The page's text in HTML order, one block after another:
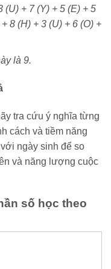
(U) + 7 (Y) + 5 (E) + 5
8 (H) + 3 (U) + 6 (O) +
là 9.
tra cứu ý nghĩa từng
cách và tiềm năng
ngày sinh để so
và năng lượng cuộc
số học theo